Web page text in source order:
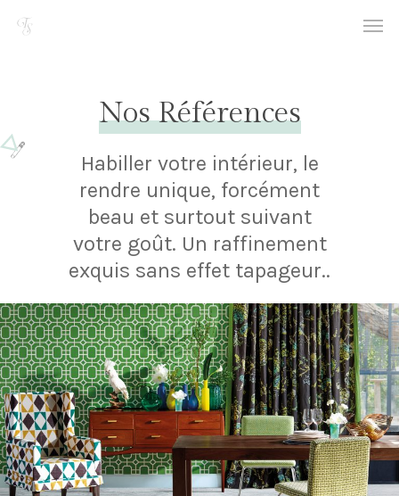
Nos Références
Habiller votre intérieur, le
rendre unique, forcément
beau et surtout suivant
votre goût. Un raffinement
exquis sans effet tapageur..